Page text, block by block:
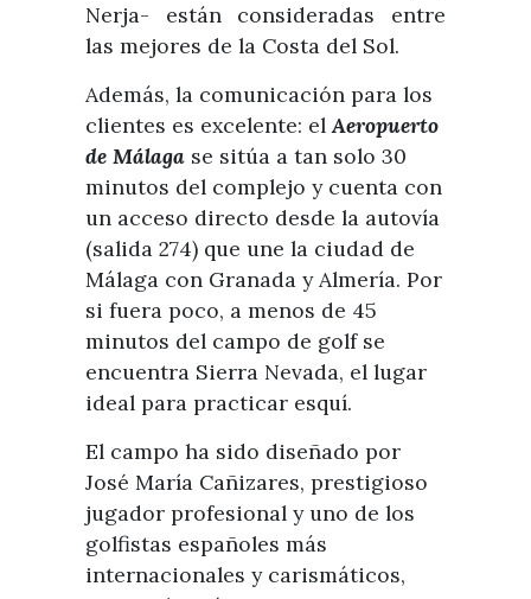
Nerja- están consideradas entre
las mejores de la Costa del Sol.
Además, la comunicación para los
clientes es excelente: elAeropuerto
de Málaga se sitúa a tan solo 30
minutos del complejo y cuenta con
un acceso directo desde la autovía
(salida 274) que une la ciudad de
Málaga con Granada y Almería. Por
si fuera poco, a menos de 45
minutos del campo de golf se
encuentra Sierra Nevada, el lugar
ideal para practicar esquí.
El campo ha sido diseñado por
José María Cañizares, prestigioso
jugador profesional y uno de los
golfistas españoles más
internacionales y carismáticos,